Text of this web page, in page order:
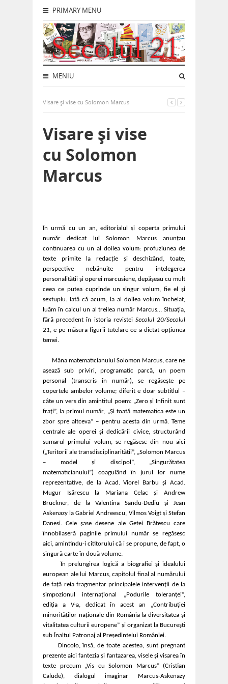
PRIMARY MENU
MENIU
Visare și vise cu Solomon Marcus
Visare și vise
cu Solomon
Marcus
În urmă cu un an, editorialul și coperta primului
număr dedicat lui Solomon Marcus anunțau
continuarea cu un al doilea volum: profuziunea de
texte primite la redacție și deschizând, toate,
perspective nebănuite pentru înțelegerea
personalității și operei marcusiene, depășeau cu mult
ceea ce putea cuprinde un singur volum, fie el și
sextuplu. Iată că acum, la al doilea volum încheiat,
luăm în calcul un al treilea număr Marcus… Situația,
fără precedent în istoria revistei Secolul 20/Secolul
21, e pe măsura figurii tutelare ce a dictat opțiunea
temei.
Mâna matematicianului Solomon Marcus, care ne
așează sub priviri, programatic parcă, un poem
personal (transcris în număr), se regăsește pe
copertele ambelor volume; diferit e doar subtitlul –
câte un vers din amintitul poem: „Zero și Infinit sunt
frați”, la primul număr, „Și toată matematica este un
zbor spre altceva” – pentru acesta din urmă. Teme
centrale ale operei și dedicării civice, structurând
sumarul primului volum, se regăsesc din nou aici
(„Teritorii ale transdisciplinarității”, „Solomon Marcus
– model și discipol”, „Singurătatea
matematicianului”) coagulând în jurul lor nume
reprezentative, de la Acad. Viorel Barbu și Acad.
Mugur Isărescu la Mariana Celac și Andrew
Bruckner, de la Valentina Sandu-Dediu și Jean
Askenazy la Gabriel Andreescu, Vilmos Voigt și Stefan
Danesi. Cele șase desene ale Getei Brătescu care
înnobilaseră paginile primului număr se regăsesc
aici, amintindu-i cititorului că i se propune, de fapt, o
singură carte în două volume.
În prelungirea logică a biografiei și idealului
european ale lui Marcus, capitolul final al numărului
de față reia fragmentar principalele intervenții de la
simpozionul internațional „Podurile toleranței”,
ediția a V-a, dedicat în acest an „Contribuției
minorităților naționale din România la diversitatea și
vitalitatea culturii europene” și organizat la București
sub Înaltul Patronaj al Președintelui României.
Dincolo, însă, de toate acestea, sunt pregnant
prezente aici fantezia și fantazarea, visele și visarea în
texte precum „Vis cu Solomon Marcus” (Cristian
Calude), dialogul imaginar Marcus-Askenazy